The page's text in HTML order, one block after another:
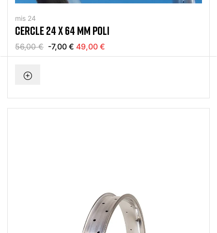
mis 24
CERCLE 24 X 64 MM POLI
56,00 € -7,00 € 49,00 €